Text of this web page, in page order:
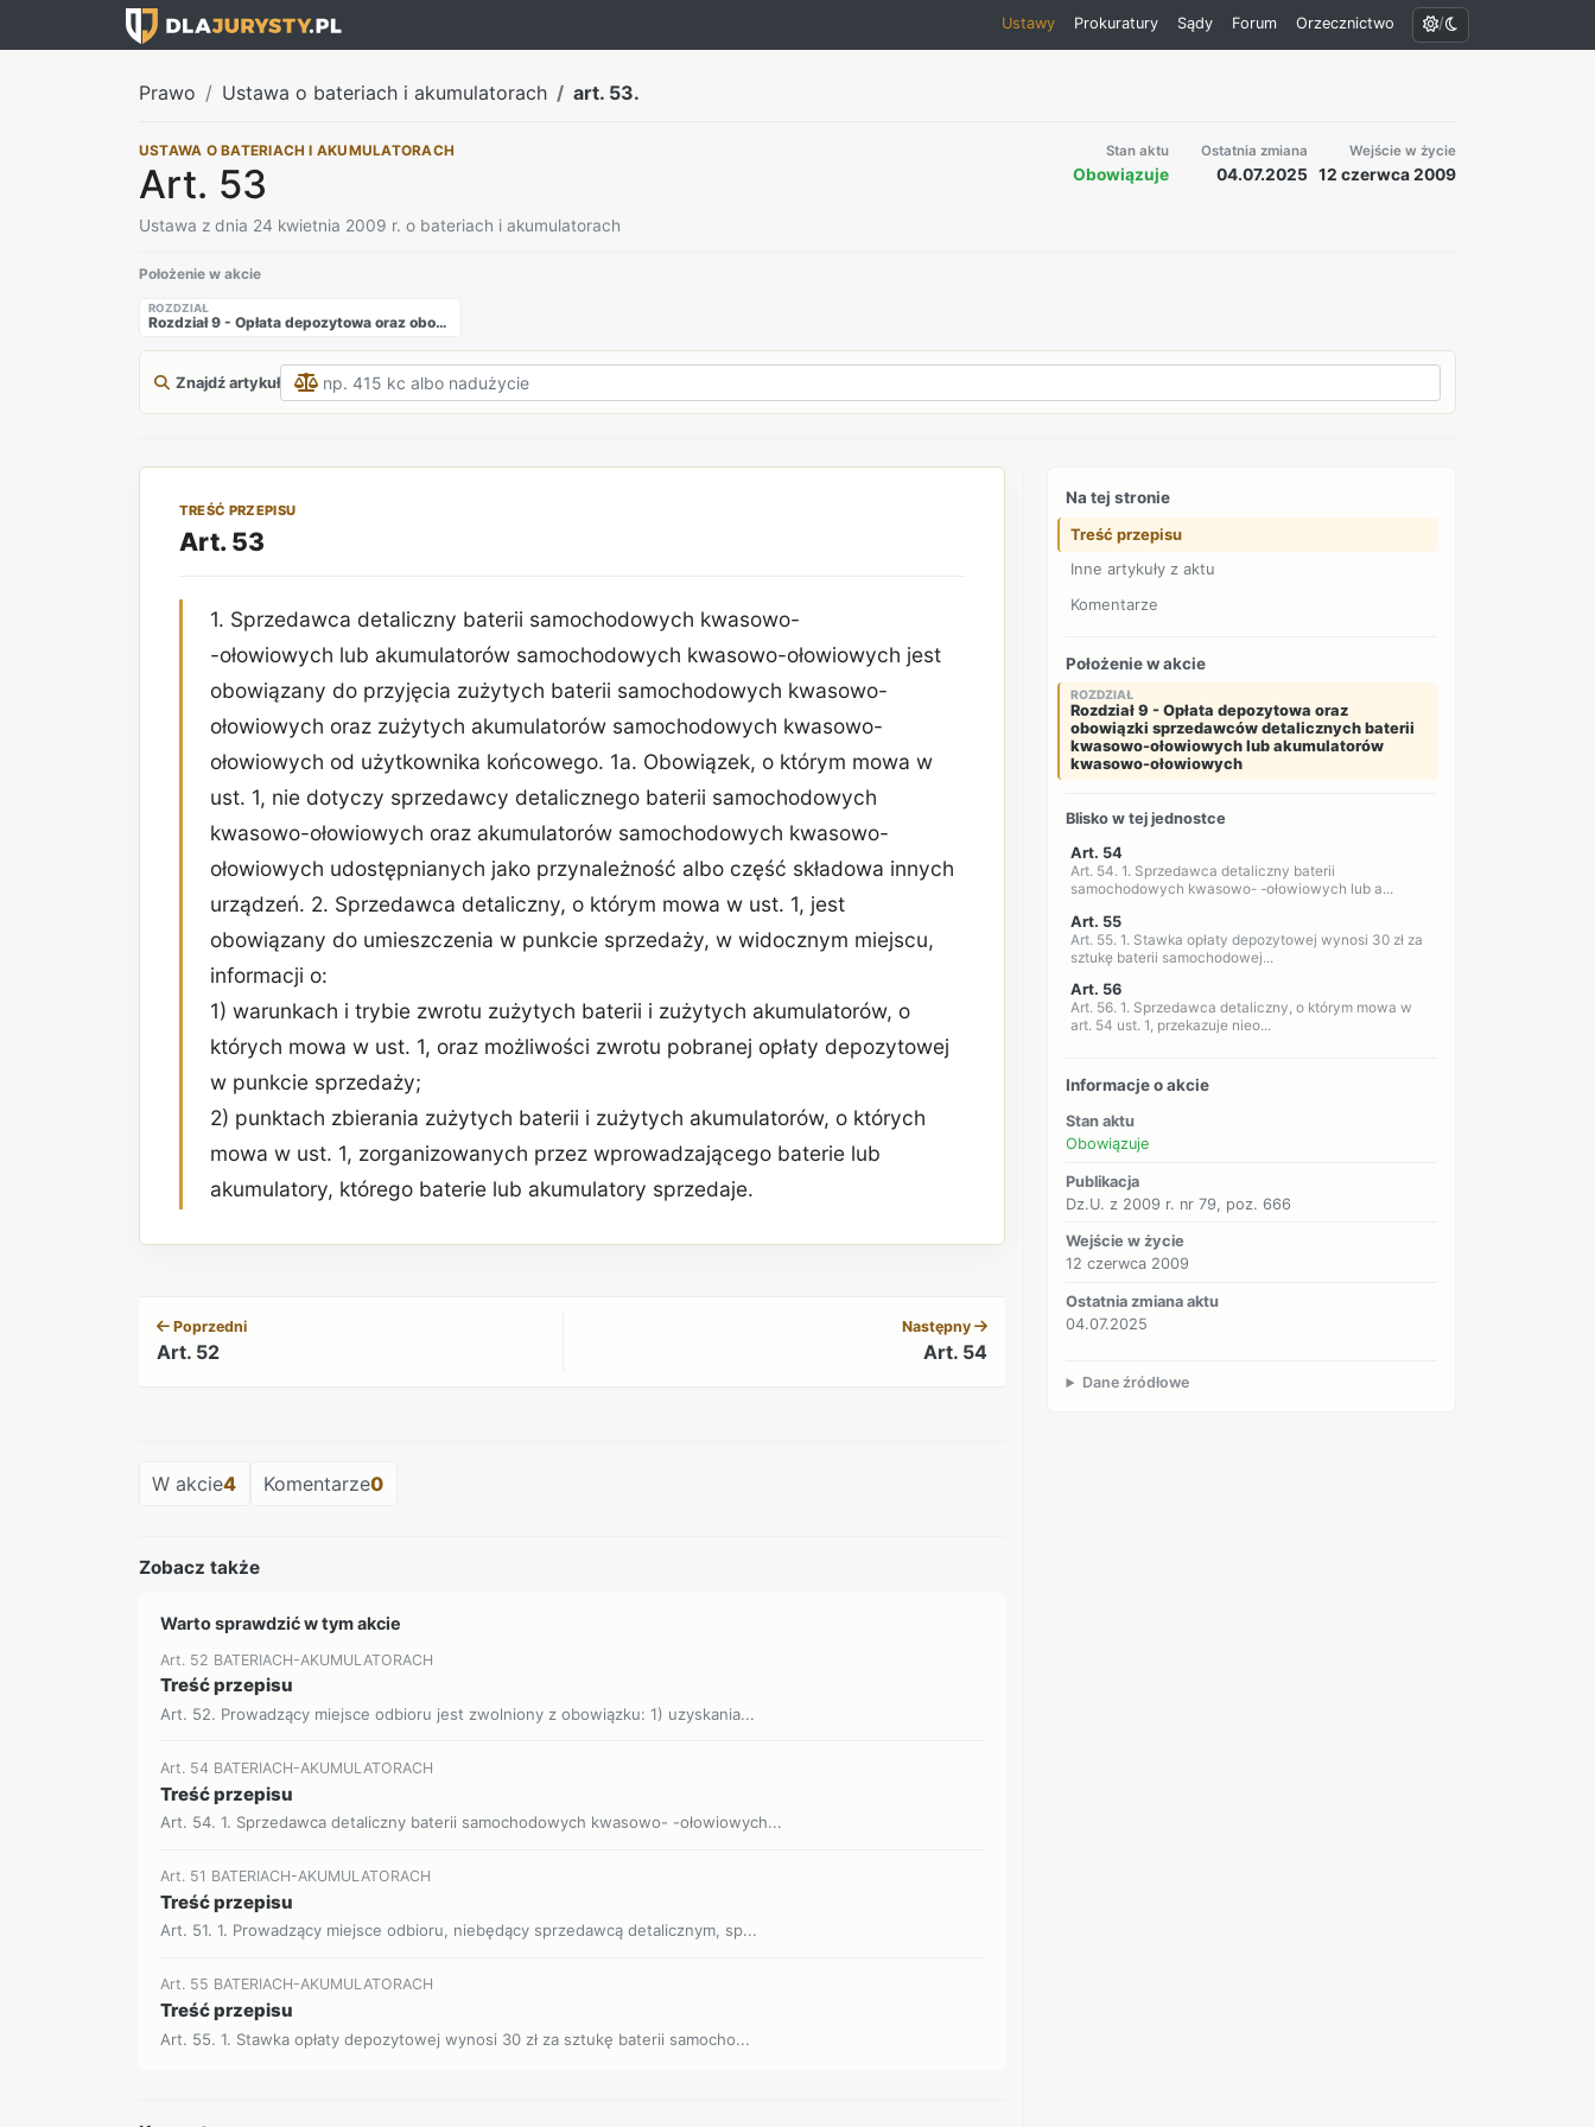
Ustawy Prokuratury Sądy Forum Orzecznictwo /
Prawo Ustawa o bateriach i akumulatorach art. 53.
USTAWA O BATERIACH I AKUMULATORACH
Art. 53
Ustawa z dnia 24 kwietnia 2009 r. o bateriach i akumulatorach
Stan aktu
Obowiązuje
Ostatnia zmiana
04.07.2025
Wejście w życie
12 czerwca 2009
Położenie w akcie
ROZDZIAŁ
Rozdział 9 - Opłata depozytowa oraz obowiązki sprzedawców detalicznych baterii kwasowo-ołowiowych lub akumulatorów kwasowo-ołowiowych
Znajdź artykuł
TREŚĆ PRZEPISU
Art. 53
1. Sprzedawca detaliczny baterii samochodowych kwasowo-
-ołowiowych lub akumulatorów samochodowych kwasowo-ołowiowych jest
obowiązany do przyjęcia zużytych baterii samochodowych kwasowo-
ołowiowych oraz zużytych akumulatorów samochodowych kwasowo-
ołowiowych od użytkownika końcowego. 1a. Obowiązek, o którym mowa w
ust. 1, nie dotyczy sprzedawcy detalicznego baterii samochodowych
kwasowo-ołowiowych oraz akumulatorów samochodowych kwasowo-
ołowiowych udostępnianych jako przynależność albo część składowa innych
urządzeń. 2. Sprzedawca detaliczny, o którym mowa w ust. 1, jest
obowiązany do umieszczenia w punkcie sprzedaży, w widocznym miejscu,
informacji o:
1) warunkach i trybie zwrotu zużytych baterii i zużytych akumulatorów, o
których mowa w ust. 1, oraz możliwości zwrotu pobranej opłaty depozytowej
w punkcie sprzedaży;
2) punktach zbierania zużytych baterii i zużytych akumulatorów, o których
mowa w ust. 1, zorganizowanych przez wprowadzającego baterie lub
akumulatory, którego baterie lub akumulatory sprzedaje.
Poprzedni
Art. 52
Następny
Art. 54
W akcie4 Komentarze0
Zobacz także
Warto sprawdzić w tym akcie
Art. 52 BATERIACH-AKUMULATORACH
Treść przepisu
Art. 52. Prowadzący miejsce odbioru jest zwolniony z obowiązku: 1) uzyskania...
Art. 54 BATERIACH-AKUMULATORACH
Treść przepisu
Art. 54. 1. Sprzedawca detaliczny baterii samochodowych kwasowo- -ołowiowych...
Art. 51 BATERIACH-AKUMULATORACH
Treść przepisu
Art. 51. 1. Prowadzący miejsce odbioru, niebędący sprzedawcą detalicznym, sp...
Art. 55 BATERIACH-AKUMULATORACH
Treść przepisu
Art. 55. 1. Stawka opłaty depozytowej wynosi 30 zł za sztukę baterii samocho...
Na tej stronie
Treść przepisu
Inne artykuły z aktu
Komentarze
Położenie w akcie
ROZDZIAŁ
Rozdział 9 - Opłata depozytowa oraz
obowiązki sprzedawców detalicznych baterii
kwasowo-ołowiowych lub akumulatorów
kwasowo-ołowiowych
Blisko w tej jednostce
Art. 54
Art. 54. 1. Sprzedawca detaliczny baterii
samochodowych kwasowo- -ołowiowych lub a...
Art. 55
Art. 55. 1. Stawka opłaty depozytowej wynosi 30 zł za
sztukę baterii samochodowej...
Art. 56
Art. 56. 1. Sprzedawca detaliczny, o którym mowa w
art. 54 ust. 1, przekazuje nieo...
Informacje o akcie
Stan aktu
Obowiązuje
Publikacja
Dz.U. z 2009 r. nr 79, poz. 666
Wejście w życie
12 czerwca 2009
Ostatnia zmiana aktu
04.07.2025
Dane źródłowe